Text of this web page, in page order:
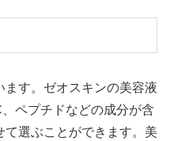
す。ゼオスキンの美容液
ペプチドなどの成分が含
て選ぶことができます。美